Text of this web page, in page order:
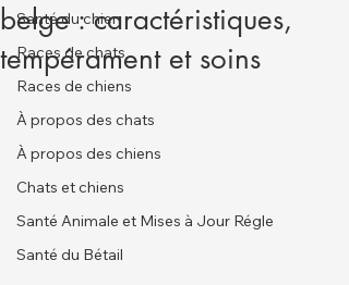
Santé du chien
Races de chats
Races de chiens
À propos des chats
À propos des chiens
Chats et chiens
Santé Animale et Mises à Jour Régle
Santé du Bétail
belge : caractéristiques,
tempérament et soins